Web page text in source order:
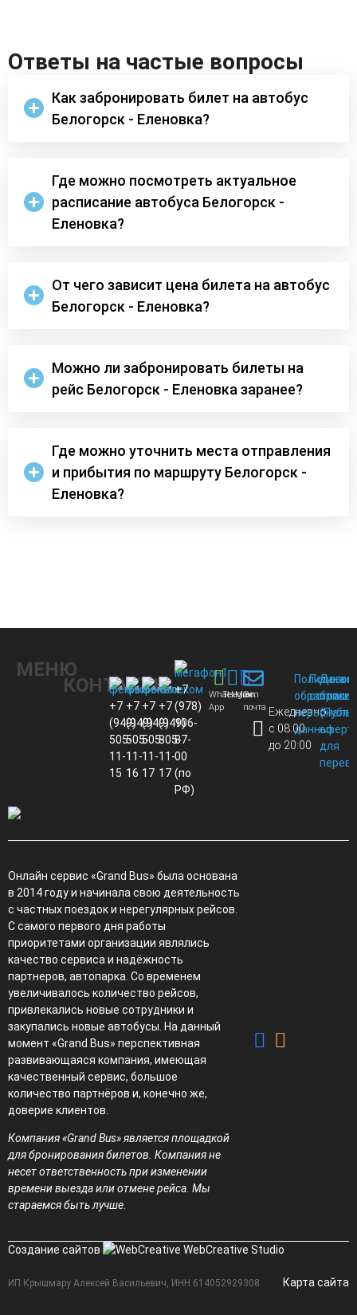
Ответы на частые вопросы
Как забронировать билет на автобус
Белогорск - Еленовка?
Где можно посмотреть актуальное
расписание автобуса Белогорск -
Еленовка?
От чего зависит цена билета на автобус
Белогорск - Еленовка?
Можно ли забронировать билеты на
рейс Белогорск - Еленовка заранее?
Где можно уточнить места отправления
и прибытия по маршруту Белогорск -
Еленовка?
МЕНЮ
КОНТАКТЫ
+7
(949)
505-
11-
15
+7
(949)
505-
11-
16
+7
(949)
505-
11-
17
+7
(949)
805-
11-
17
+7
(978)
106-
87-
00
(по
РФ)
Whats
App
Telegram
MaxЭл.
почта Ежедневно
с 08:00
до 20:00
Политика
обработки
данных
для
Онлайн сервис «Grand Bus» была основана
в 2014 году и начинала свою деятельность
с частных поездок и нерегулярных рейсов.
С самого первого дня работы
приоритетами организации являлись
качество сервиса и надёжность
партнеров, автопарка. Со временем
увеличивалось количество рейсов,
привлекались новые сотрудники и
закупались новые автобусы. На данный
момент «Grand Bus» перспективная
развивающаяся компания, имеющая
качественный сервис, большое
количество партнёров и, конечно же,
доверие клиентов.
Компания «Grand Bus» является площадкой
для бронирования билетов. Компания не
несет ответственность при изменении
времени выезда или отмене рейса. Мы
стараемся быть лучше.
Создание сайтов WebCreative Studio
ИП Крышмару Алексей Васильевич, ИНН 614052929308 Карта сайта